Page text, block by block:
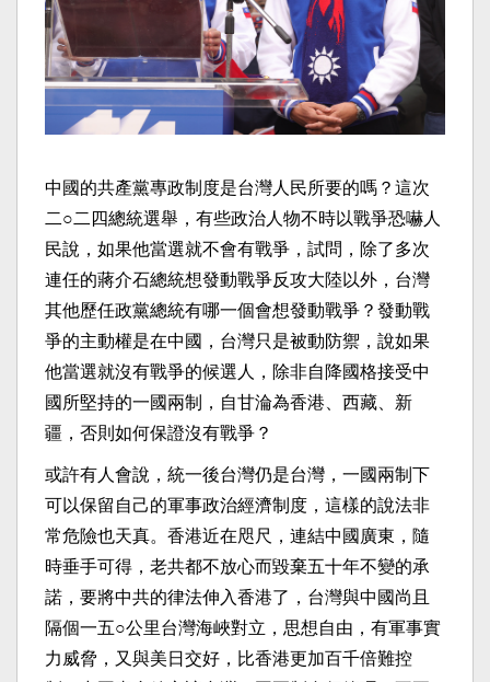
中國的共產黨專政制度是台灣人民所要的嗎？這次
二○二四總統選舉，有些政治人物不時以戰爭恐嚇人
民說，如果他當選就不會有戰爭，試問，除了多次
連任的蔣介石總統想發動戰爭反攻大陸以外，台灣
其他歷任政黨總統有哪一個會想發動戰爭？發動戰
爭的主動權是在中國，台灣只是被動防禦，說如果
他當選就沒有戰爭的候選人，除非自降國格接受中
國所堅持的一國兩制，自甘淪為香港、西藏、新
疆，否則如何保證沒有戰爭？
或許有人會說，統一後台灣仍是台灣，一國兩制下
可以保留自己的軍事政治經濟制度，這樣的說法非
常危險也天真。香港近在咫尺，連結中國廣東，隨
時垂手可得，老共都不放心而毀棄五十年不變的承
諾，要將中共的律法伸入香港了，台灣與中國尚且
隔個一五○公里台灣海峽對立，思想自由，有軍事實
力威脅，又與美日交好，比香港更加百千倍難控